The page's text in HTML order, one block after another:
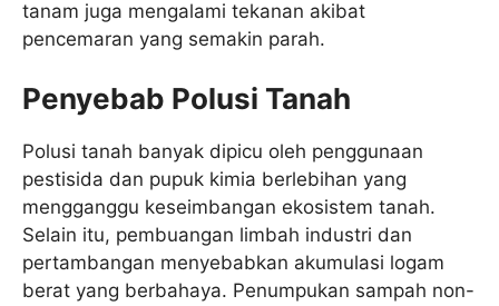
tanam juga mengalami tekanan akibat
pencemaran yang semakin parah.
Penyebab Polusi Tanah
Polusi tanah banyak dipicu oleh penggunaan
pestisida dan pupuk kimia berlebihan yang
mengganggu keseimbangan ekosistem tanah.
Selain itu, pembuangan limbah industri dan
pertambangan menyebabkan akumulasi logam
berat yang berbahaya. Penumpukan sampah non-